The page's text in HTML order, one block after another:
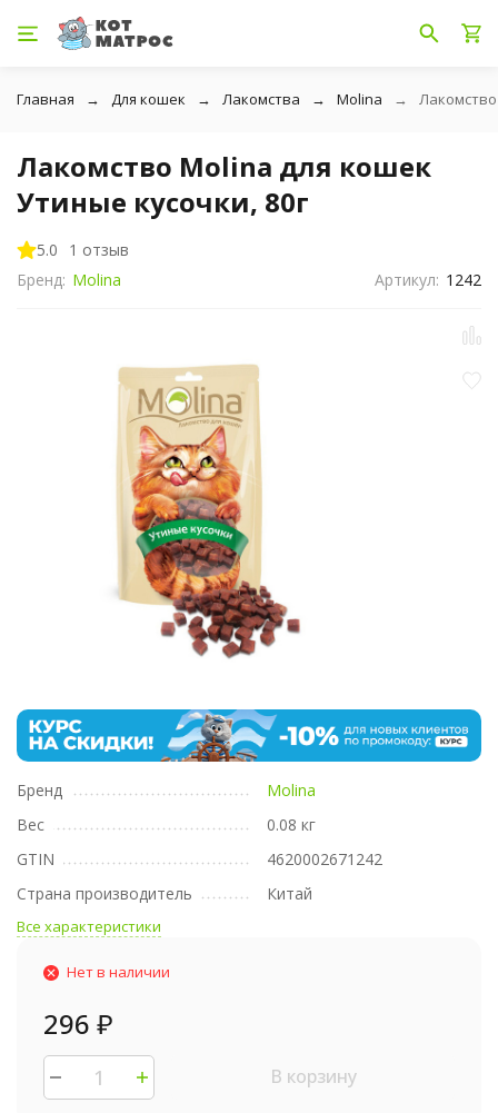
Главная Для кошек Лакомства Molina
Лакомство Molina для кошек
Утиные кусочки, 80г
5.0
1 отзыв
Бренд: Molina Артикул: 1242
Бренд
Molina
Вес
0.08 кг
GTIN
4620002671242
Страна производитель
Китай
Все характеристики
Нет в наличии
296 ₽
В корзину